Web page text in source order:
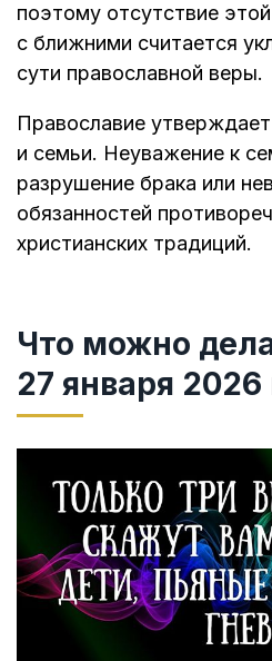
поэтому отсутствие
с ближними считается
сути православной веры.
Православие
и семьи. Неуважение к
разрушение брака или
обязанностей
христианских традиций.
Что можно
27 января 2026